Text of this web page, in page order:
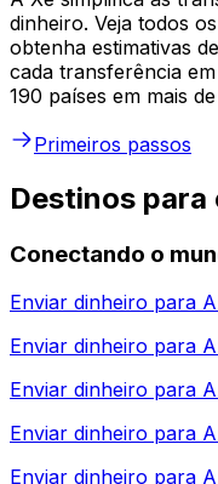
dinheiro. Veja todos
obtenha estimativas
cada transferência
190 países em mais
Primeiros passos
Destinos para
Conectando o
Enviar dinheiro para
Enviar dinheiro para
Enviar dinheiro para
Enviar dinheiro para
Enviar dinheiro para